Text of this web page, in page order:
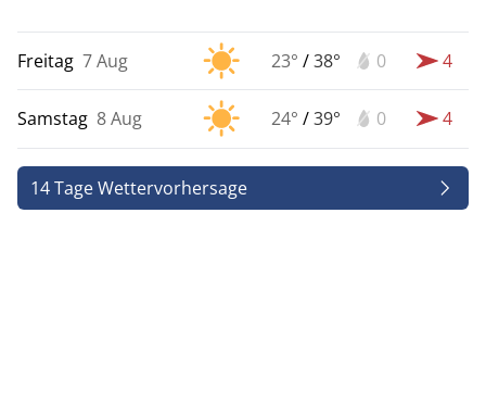
Freitag 7 Aug 23° /38° 0 4
Samstag 8 Aug 24° /39° 0 4
14 Tage Wettervorhersage